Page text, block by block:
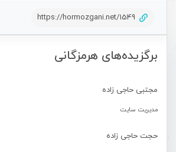
برگزیده‌های هرمزگانی
مجتبی حاجی زاده
مدیریت سایت
حجت حاجی زاده
https://hormozgani.net/1549